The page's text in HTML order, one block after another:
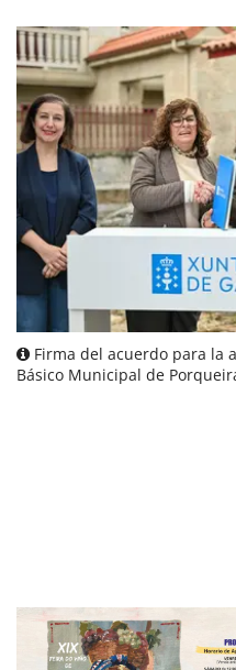
Firma del acuerdo para la
Básico Municipal de